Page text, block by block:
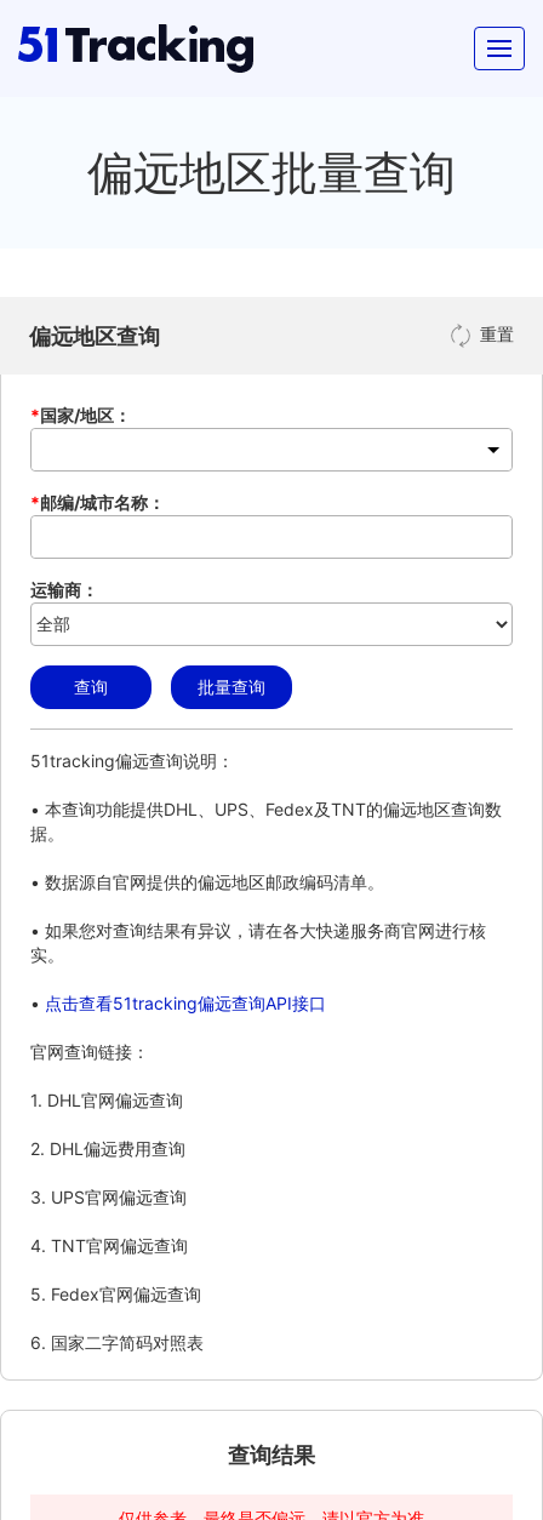
偏远地区批量查询
偏远地区查询 重置
*国家/地区：
*邮编/城市名称：
运输商：
查询 批量查询
51tracking偏远查询说明：
• 本查询功能提供DHL、UPS、Fedex及TNT的偏远地区查询数
据。
• 数据源自官网提供的偏远地区邮政编码清单。
• 如果您对查询结果有异议，请在各大快递服务商官网进行核
实。
• 点击查看51tracking偏远查询API接口
官网查询链接：
1. DHL官网偏远查询
2. DHL偏远费用查询
3. UPS官网偏远查询
4. TNT官网偏远查询
5. Fedex官网偏远查询
6. 国家二字简码对照表
查询结果